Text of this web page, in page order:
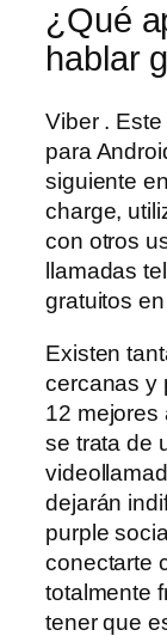
¿Qué
hablar
Viber .
para
siguiente
charge,
con otros
llamadas
gratuitos
Existen
cercanas y
12 mejores
se trata de
dejarán
purple
conectarte
totalmente
tener que